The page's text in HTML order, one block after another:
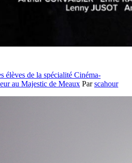
élèves de la spécialité Cinéma-
au Majestic de Meaux Parscahour